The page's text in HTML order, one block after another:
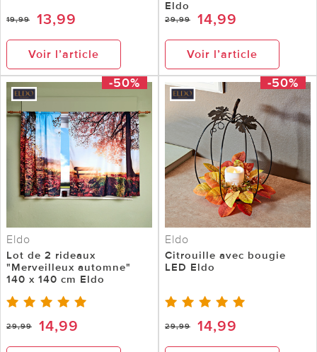
19,99 13,99
Voir l’article
Eldo
29,99 14,99
Voir l’article
-50%
Eldo
Lot de 2 rideaux
"Merveilleux automne"
140 x 140 cm Eldo
29,99 14,99
-50%
Eldo
Citrouille avec bougie
LED Eldo
29,99 14,99